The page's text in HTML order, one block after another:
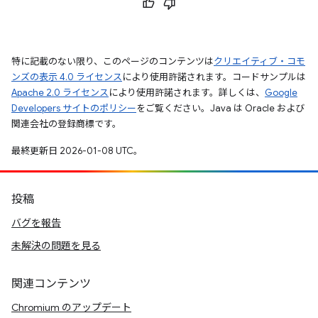
特に記載のない限り、このページのコンテンツはクリエイティブ・コモ
ンズの表示 4.0 ライセンスにより使用許諾されます。コードサンプルは
Apache 2.0 ライセンスにより使用許諾されます。詳しくは、 Google
Developers サイトのポリシーをご覧ください。Java は Oracle および
関連会社の登録商標です。
最終更新日 2026-01-08 UTC。
投稿
バグを報告
未解決の問題を見る
関連コンテンツ
Chromium のアップデート